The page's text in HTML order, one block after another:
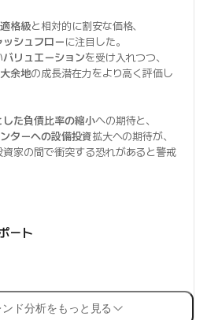
格級と相対的に割安な価格、
ッシュフローに注目した。
バリュエーションを受け入れつつ、
余地の成長潜在力をより高く評価し
た負債比率の縮小への期待と、
ターへの設備投資拡大への期待が、
家の間で衝突する恐れがあると警戒
ート
ド分析をもっと見る